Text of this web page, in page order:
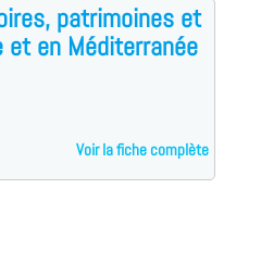
patrimoines et
et en Méditerranée
Voir la fiche complète